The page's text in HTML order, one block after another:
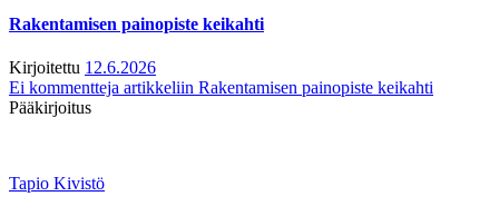
Rakentamisen painopiste keikahti
Kirjoitettu 12.6.2026
Ei kommentteja artikkeliin Rakentamisen painopiste keikahti
Pääkirjoitus
Tapio Kivistö